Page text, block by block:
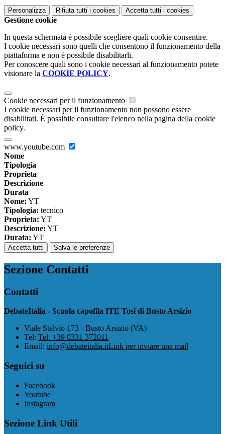
Personalizza Rifiuta tutti i cookies Accetta tutti i cookies
Gestione cookie
In questa schermata è possibile scegliere quali cookie consentire.
I cookie necessari sono quelli che consentono il funzionamento della
piattaforma e non è possibile disabilitarli.
Per conoscere quali sono i cookie necessari al funzionamento potete
visionare la COOKIE POLICY.
Cookie necessari per il funzionamento
I cookie necessari per il funzionamento non possono essere
disabilitati. È possibile consultare l'elenco nella pagina della cookie
policy.
www.youtube.com
Nome
Tipologia
Proprieta
Descrizione
Durata
Nome: YT
Tipologia: tecnico
Proprieta: YT
Descrizione: YT
Durata: YT
Accetta tutti Salva le preferenze
Sezione Contatti
Contatti
DebateItalia - Scuola capofila ITE Tosi di Busto Arsizio
Viale Stelvio 173 - Busto Arsizio (VA)
Tel: Tel. +39 0331 372011
Email: info@debateitalia.itLink per inviare una mail
Seguici su
Facebook
Youtube
Instagram
Sezione Link Utili